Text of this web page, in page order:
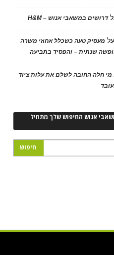
דרושים במשאבי אנוש – H&M
על מעסיק טעה כשכלל אחוזי משרה
שנתית – והפסיד בתביעה
מי חלה החובה לשלם את עלות ציוד
אנוש החיפוש שלך מתחיל